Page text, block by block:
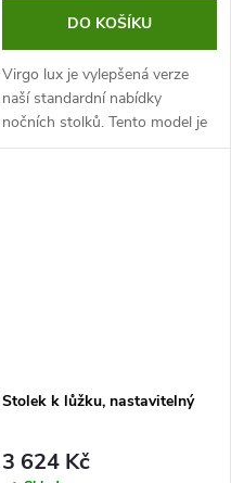
DO KOŠÍKU
Virgo lux je vylepšená verze
naší standardní nabídky
nočních stolků. Tento model je
vybaven výškově nastavitelným
Stolek k lůžku, nastavitelný
3 624 Kč